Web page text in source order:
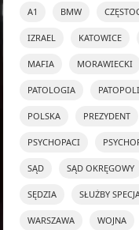
A1 BMW
IZRAEL KATOWICE
MAFIA MORAWIECKI
PATOLOGIA
POLSKA PREZYDENT
PSYCHOPACI
SĄD SĄD OKRĘGOWY
SĘDZIA SŁUŻBY
WARSZAWA WOJNA